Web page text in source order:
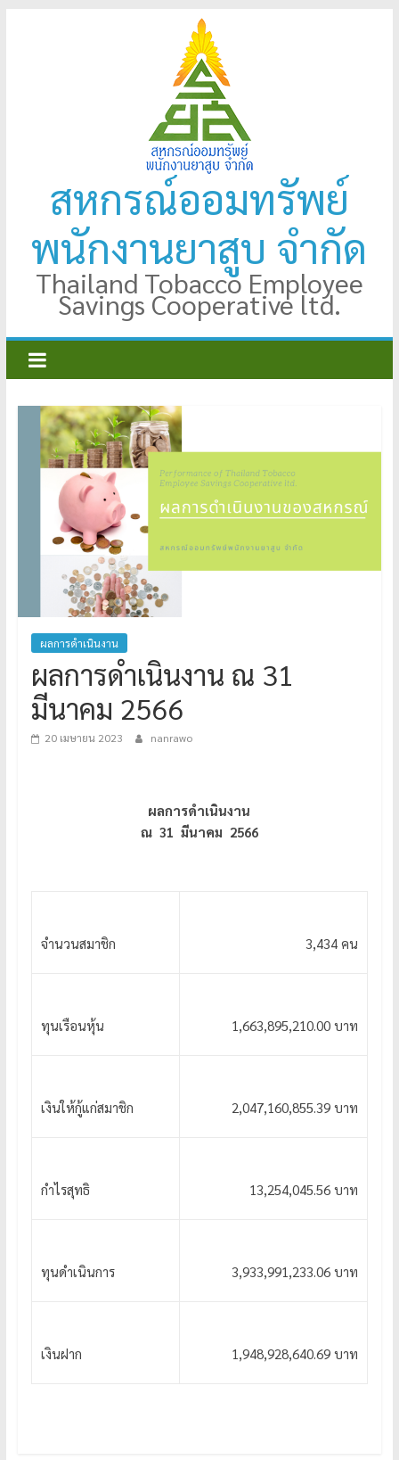
สหกรณ์ออมทรัพย์
พนักงานยาสูบ จำกัด
Thailand Tobacco Employee
Savings Cooperative ltd.
ผลการดำเนินงาน
ผลการดำเนินงาน ณ 31
มีนาคม 2566
20 เมษายน 2023 nanrawo
ผลการดำเนินงาน
ณ 31 มีนาคม 2566
จำนวนสมาชิก 3,434 คน
ทุนเรือนหุ้น 1,663,895,210.00 บาท
เงินให้กู้แก่สมาชิก 2,047,160,855.39 บาท
กำไรสุทธิ 13,254,045.56 บาท
ทุนดำเนินการ 3,933,991,233.06 บาท
เงินฝาก 1,948,928,640.69 บาท